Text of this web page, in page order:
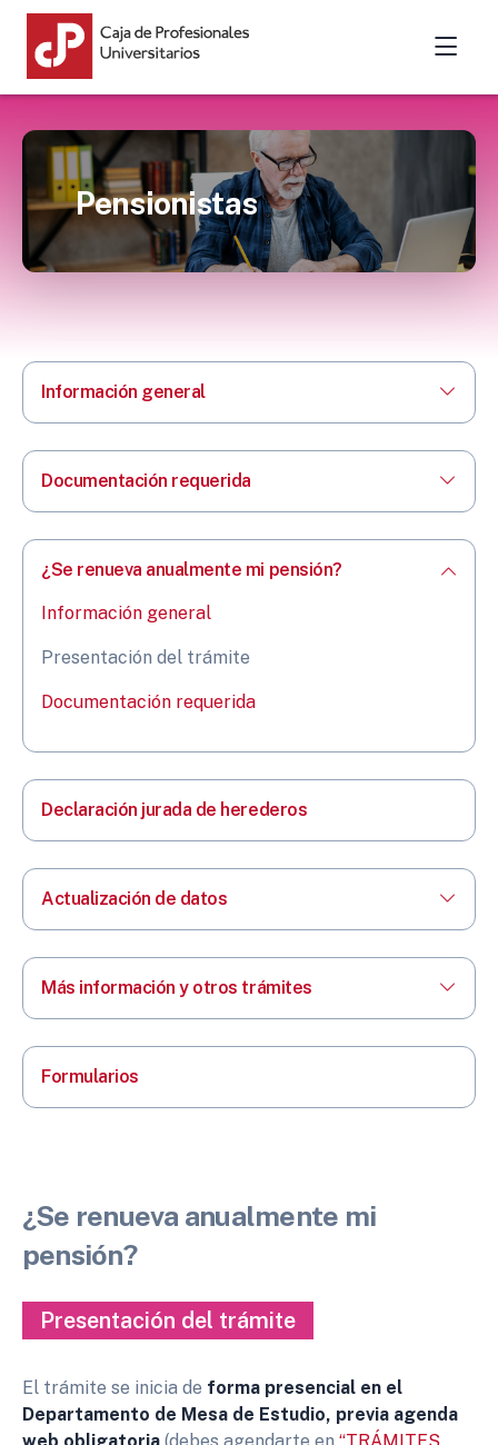
Pensionistas
Información general
Documentación requerida
¿Se renueva anualmente mi pensión?
Información general
Presentación del trámite
Documentación requerida
Declaración jurada de herederos
Actualización de datos
Más información y otros trámites
Formularios
¿Se renueva anualmente mi
pensión?
Presentación del trámite
El trámite se inicia de forma presencial en el
Departamento de Mesa de Estudio, previa agenda
web obligatoria (debes agendarte en “TRÁMITES